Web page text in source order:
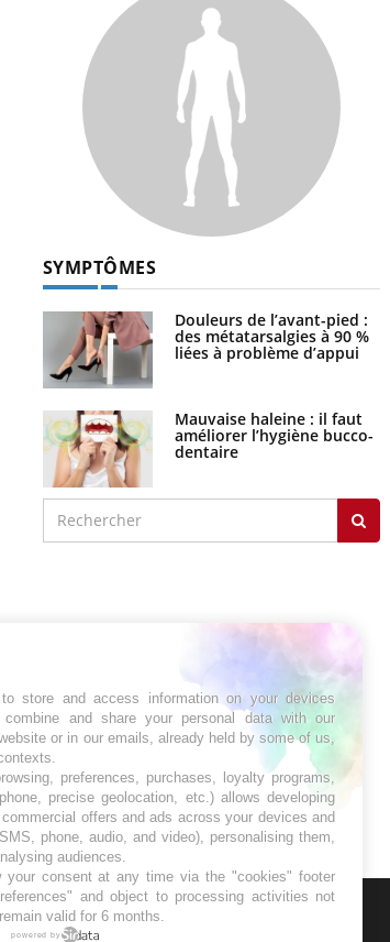
SYMPTÔMES
Douleurs de l’avant-pied :
des métatarsalgies à 90 %
liées à problème d’appui
Mauvaise haleine : il faut
améliorer l’hygiène bucco-
dentaire
store and access information on your devices
and share your personal data with our
or in our emails, already held by some of us,
preferences, purchases, loyalty programs,
precise geolocation, etc.) allows developing
offers and ads across your devices and
phone, audio, and video), personalising them,
audiences.
your consent at any time via the "cookies" footer
and object to processing activities not
valid for 6 months.
powered by